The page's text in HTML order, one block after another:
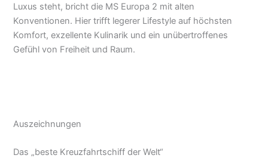
Luxus steht, bricht die MS Europa 2 mit alten
Konventionen. Hier trifft legerer Lifestyle auf höchsten
Komfort, exzellente Kulinarik und ein unübertroffenes
Gefühl von Freiheit und Raum.
Auszeichnungen
Das „beste Kreuzfahrtschiff der Welt“